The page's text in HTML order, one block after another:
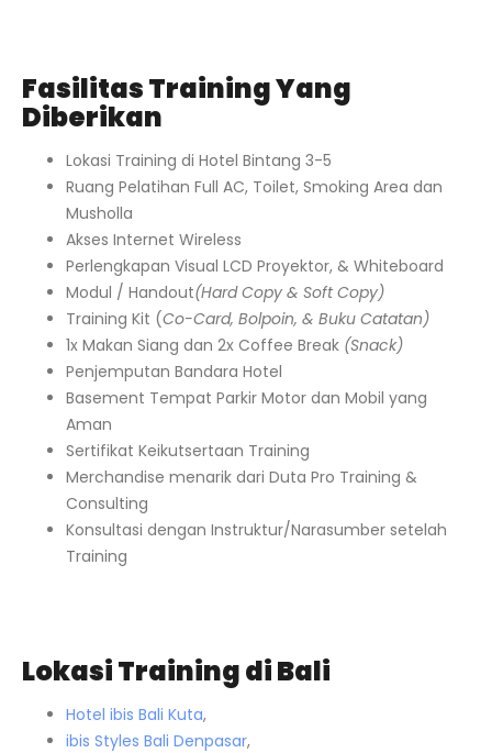
Fasilitas Training Yang
Diberikan
Lokasi Training di Hotel Bintang 3-5
Ruang Pelatihan Full AC, Toilet, Smoking Area dan
Musholla
Akses Internet Wireless
Perlengkapan Visual LCD Proyektor, & Whiteboard
Modul / Handout(Hard Copy & Soft Copy)
Training Kit (Co-Card, Bolpoin, & Buku Catatan)
1x Makan Siang dan 2x Coffee Break (Snack)
Penjemputan Bandara Hotel
Basement Tempat Parkir Motor dan Mobil yang
Aman
Sertifikat Keikutsertaan Training
Merchandise menarik dari Duta Pro Training &
Consulting
Konsultasi dengan Instruktur/Narasumber setelah
Training
Lokasi Training di Bali
Hotel ibis Bali Kuta,
ibis Styles Bali Denpasar,